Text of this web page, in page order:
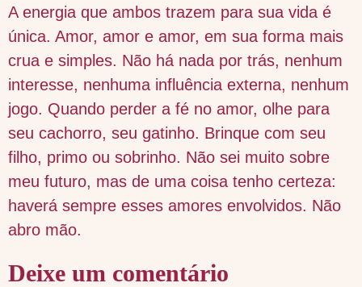
A energia que ambos trazem para sua vida é
única. Amor, amor e amor, em sua forma mais
crua e simples. Não há nada por trás, nenhum
interesse, nenhuma influência externa, nenhum
jogo. Quando perder a fé no amor, olhe para
seu cachorro, seu gatinho. Brinque com seu
filho, primo ou sobrinho. Não sei muito sobre
meu futuro, mas de uma coisa tenho certeza:
haverá sempre esses amores envolvidos. Não
abro mão.
Deixe um comentário